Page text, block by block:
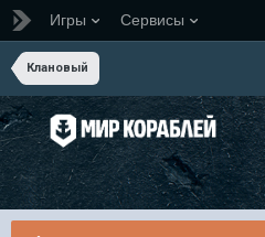
Игры Сервисы
Клановый